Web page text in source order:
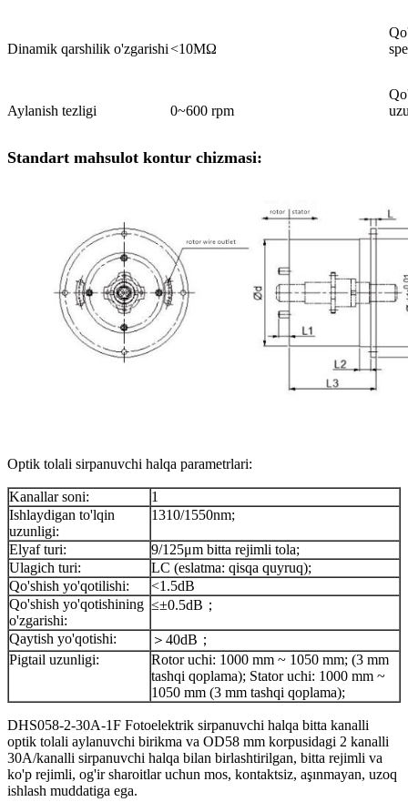
Dinamik qarshilik o'zgarishi<10MΩ
Aylanish tezligi 0~600 rpm
Standart mahsulot kontur chizmasi:
Optik tolali sirpanuvchi halqa parametrlari:
Kanallar soni:
1
Ishlaydigan to'lqin
uzunligi:
1310/1550nm;
Elyaf turi:
9/125μm bitta rejimli tola;
Ulagich turi:
LC (eslatma: qisqa quyruq);
Qo'shish yo'qotilishi:
<1.5dB
Qo'shish yo'qotishining
o'zgarishi:
≤±0.5dB；
Qaytish yo'qotishi:
＞40dB；
Pigtail uzunligi:
Rotor uchi: 1000 mm ~ 1050 mm; (3 mm
tashqi qoplama); Stator uchi: 1000 mm ~
1050 mm (3 mm tashqi qoplama);
DHS058-2-30A-1F Fotoelektrik sirpanuvchi halqa bitta kanalli
optik tolali aylanuvchi birikma va OD58 mm korpusidagi 2 kanalli
30A/kanalli sirpanuvchi halqa bilan birlashtirilgan, bitta rejimli va
ko'p rejimli, og'ir sharoitlar uchun mos, kontaktsiz, aşınmayan, uzoq
ishlash muddatiga ega.